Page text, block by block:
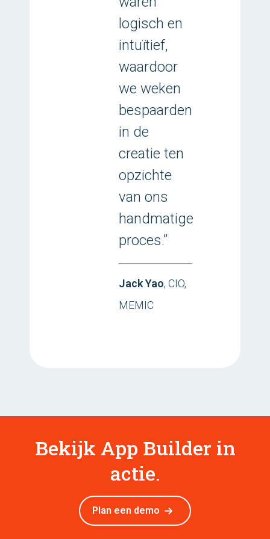
logisch en
intuïtief,
waardoor
we weken
bespaarden
in de
creatie ten
opzichte
van ons
handmatige
proces.”
Jack Yao, CIO,
MEMIC
Bekijk App Builder in
actie.
Plan een demo